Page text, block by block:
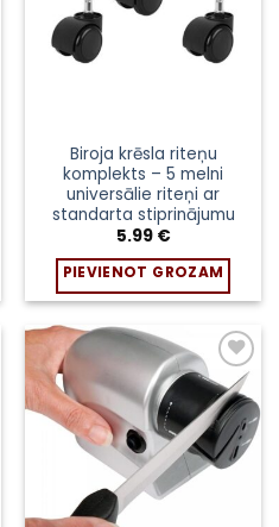
Biroja krēsla riteņu
komplekts – 5 melni
universālie riteņi ar
standarta stiprinājumu
5.99 €
PIEVIENOT GROZAM
Pievienot
sarakstam